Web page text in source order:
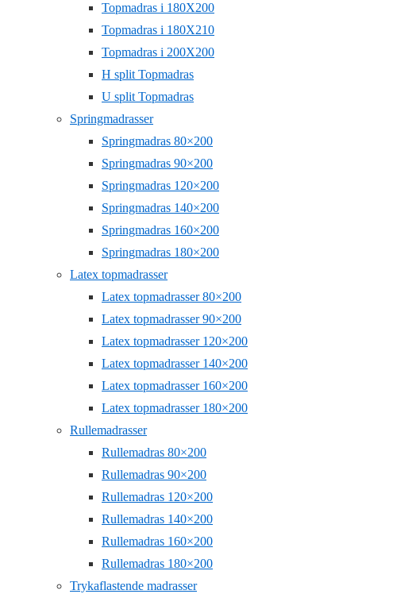
Topmadras i 180X200
Topmadras i 180X210
Topmadras i 200X200
H split Topmadras
U split Topmadras
Springmadrasser
Springmadras 80×200
Springmadras 90×200
Springmadras 120×200
Springmadras 140×200
Springmadras 160×200
Springmadras 180×200
Latex topmadrasser
Latex topmadrasser 80×200
Latex topmadrasser 90×200
Latex topmadrasser 120×200
Latex topmadrasser 140×200
Latex topmadrasser 160×200
Latex topmadrasser 180×200
Rullemadrasser
Rullemadras 80×200
Rullemadras 90×200
Rullemadras 120×200
Rullemadras 140×200
Rullemadras 160×200
Rullemadras 180×200
Trykaflastende madrasser